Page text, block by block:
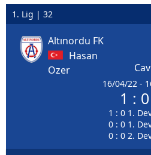
1. Lig | 32
Altınordu FK
Hasan
Ozer
16/04/22 -
1 : 0
1 : 0 1.
0 : 0 1.
0 : 0 2.